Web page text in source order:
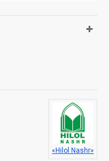
хулосаси асосида
бор:
«Hilol Nashr»